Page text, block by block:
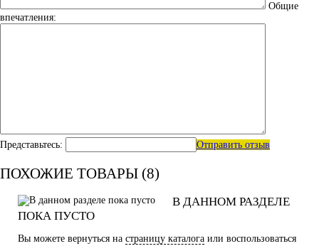
Общие
впечатления:
Представьтесь: Отправить отзыв
ПОХОЖИЕ ТОВАРЫ (8)
В ДАННОМ РАЗДЕЛЕ
ПОКА ПУСТО
Вы можете вернуться на страницу каталога или воспользоваться